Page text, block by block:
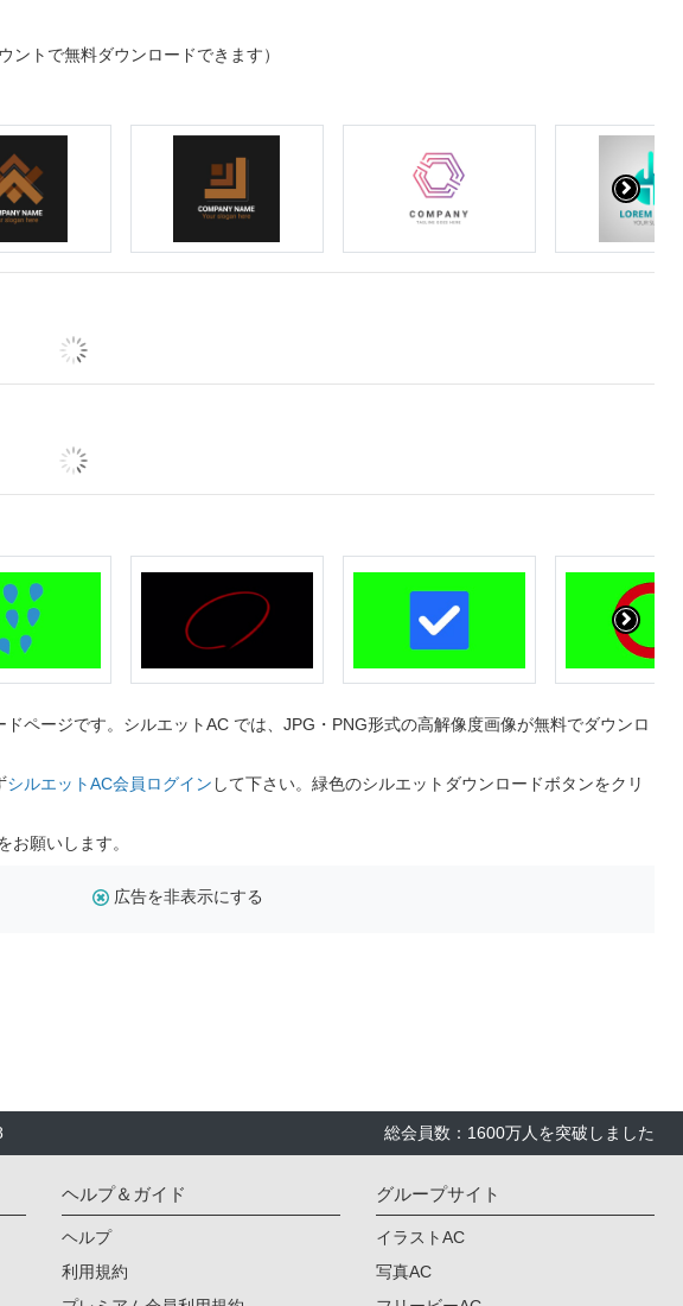
ントで無料ダウンロードできます）
ページです。シルエットAC では、JPG・PNG形式の高解像度画像が無料でダウンロ
シルエットAC会員ログイン して下さい。緑色のシルエットダウンロードボタンをクリ
お願いします。
広告を非表示にする
総会員数：1600万人を突破しました
ヘルプ＆ガイド
ヘルプ
利用規約
グループサイト
イラストAC
写真AC